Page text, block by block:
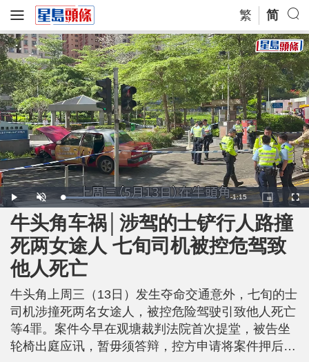
繁 简
P
l
a
y
U
n
m
u
t
L
o
a
d
e
d
:
4
1
R
e
m
n
n
-1:15
P
i
c
t
u
r
e
-
i
c
e
F
u
牛头角车祸│涉驾的士铲行人路撞
死两女途人 七旬司机被控危驾致
他人死亡
牛头角上周三（13日）发生夺命交通意外，七旬的士
司机涉撞死两名女途人，被控危险驾驶引致他人死亡
等4罪。案件今早在观塘裁判法院首次提堂，被告坐
轮椅出庭应讯，暂毋须答辩，控方申请将案件押后至